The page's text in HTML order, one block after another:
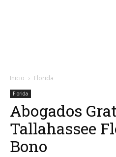
Inicio Florida
Florida
Abogados
Tallahassee
Bono